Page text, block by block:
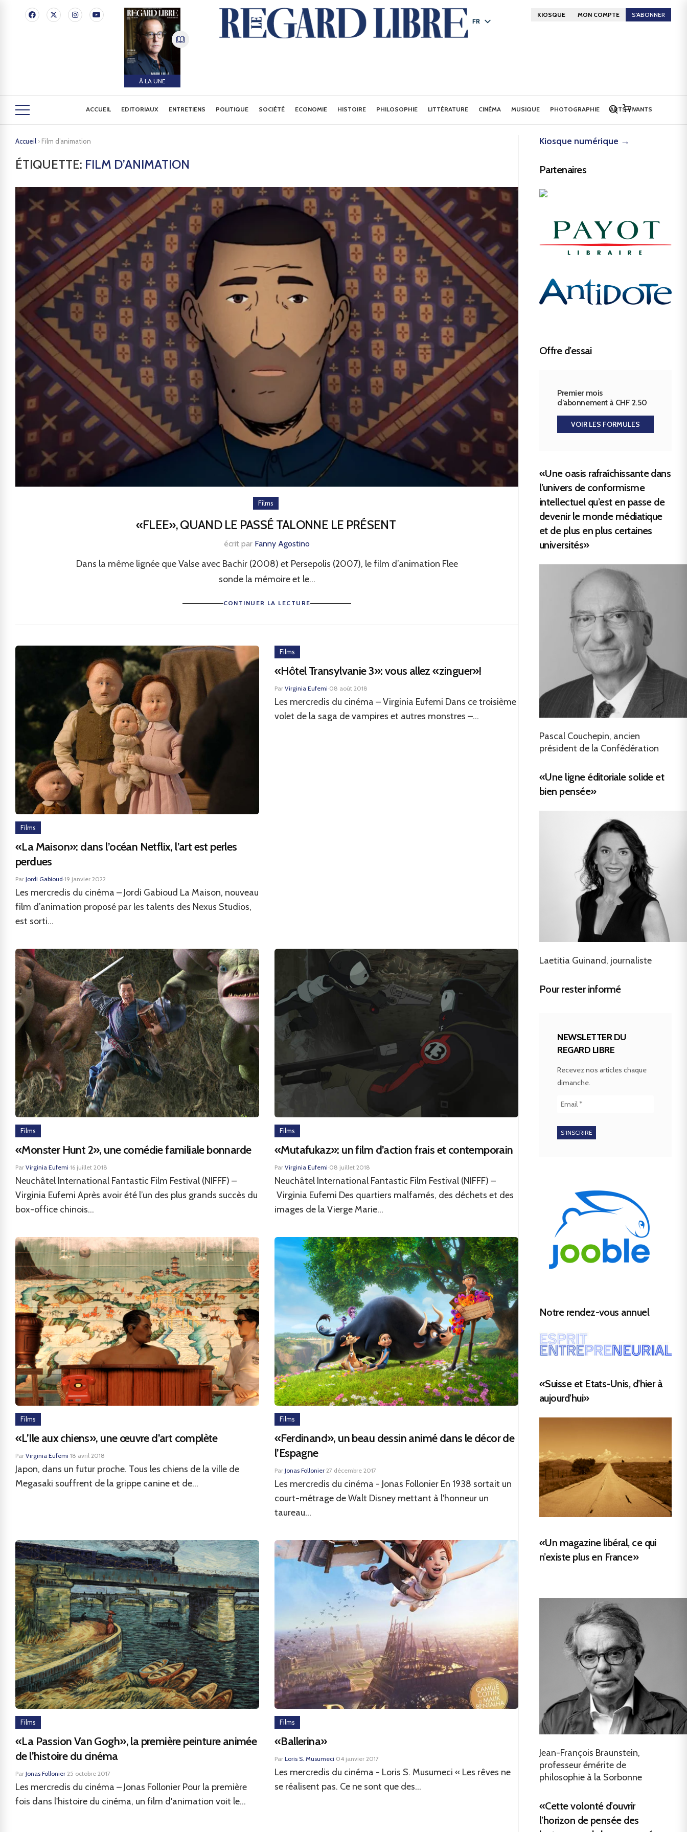
À LA UNE
FR
KIOSQUE MON COMPTE S'ABONNER
ACCUEIL EDITORIAUX ENTRETIENS POLITIQUE SOCIÉTÉ ECONOMIE HISTOIRE PHILOSOPHIE LITTÉRATURE CINÉMA MUSIQUE PHOTOGRAPHIE ARTS VIVANTS
Accueil › Film d’animation
ÉTIQUETTE: FILM D’ANIMATION
Films
«FLEE», QUAND LE PASSÉ TALONNE LE PRÉSENT
écrit par Fanny Agostino
Dans la même lignée que Valse avec Bachir (2008) et Persepolis (2007), le film d’animation Flee
sonde la mémoire et le...
CONTINUER LA LECTURE
Films
«La Maison»: dans l’océan Netflix, l’art est perles
perdues
Par Jordi Gabioud·19 janvier 2022
Les mercredis du cinéma – Jordi Gabioud La Maison, nouveau
film d’animation proposé par les talents des Nexus Studios,
est sorti...
Films
«Hôtel Transylvanie 3»: vous allez «zinguer»!
Par Virginia Eufemi·08 août 2018
Les mercredis du cinéma – Virginia Eufemi Dans ce troisième
volet de la saga de vampires et autres monstres –...
Films
«Monster Hunt 2», une comédie familiale bonnarde
Par Virginia Eufemi·16 juillet 2018
Neuchâtel International Fantastic Film Festival (NIFFF) –
Virginia Eufemi Après avoir été l’un des plus grands succès du
box-office chinois...
Films
«Mutafukaz»: un film d’action frais et contemporain
Par Virginia Eufemi·08 juillet 2018
Neuchâtel International Fantastic Film Festival (NIFFF) –
Virginia Eufemi Des quartiers malfamés, des déchets et des
images de la Vierge Marie...
Films
«L’Ile aux chiens», une œuvre d’art complète
Par Virginia Eufemi·18 avril 2018
Japon, dans un futur proche. Tous les chiens de la ville de
Megasaki souffrent de la grippe canine et de...
Films
«Ferdinand», un beau dessin animé dans le décor de
l’Espagne
Par Jonas Follonier·27 décembre 2017
Les mercredis du cinéma - Jonas Follonier En 1938 sortait un
court-métrage de Walt Disney mettant à l'honneur un
taureau...
Films
«La Passion Van Gogh», la première peinture animée
de l’histoire du cinéma
Par Jonas Follonier·25 octobre 2017
Les mercredis du cinéma – Jonas Follonier Pour la première
fois dans l'histoire du cinéma, un film d'animation voit le...
Films
«Ballerina»
Par Loris S. Musumeci·04 janvier 2017
Les mercredis du cinéma - Loris S. Musumeci « Les rêves ne
se réalisent pas. Ce ne sont que des...
Kiosque numérique →
Partenaires
Offre d’essai
Premier mois
d’abonnement à CHF 2.50
VOIR LES FORMULES
«Une oasis rafraîchissante dans
l’univers de conformisme
intellectuel qu’est en passe de
devenir le monde médiatique
et de plus en plus certaines
universités»
Pascal Couchepin, ancien
président de la Confédération
«Une ligne éditoriale solide et
bien pensée»
Laetitia Guinand, journaliste
Pour rester informé
NEWSLETTER DU
REGARD LIBRE
Recevez nos articles chaque
dimanche.
Notre rendez-vous annuel
«Suisse et Etats-Unis, d’hier à
aujourd’hui»
«Un magazine libéral, ce qui
n’existe plus en France»
Jean-François Braunstein,
professeur émérite de
philosophie à la Sorbonne
«Cette volonté d’ouvrir
l’horizon de pensée des